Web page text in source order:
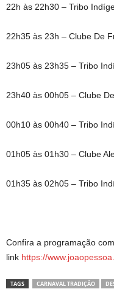
22h às 22h30 – Tribo
22h35 às 23h – Clube De
23h05 às 23h35 – Tribo
23h40 às 00h05 – Clube
00h10 às 00h40 – Tribo
01h05 às 01h30 – Clube
01h35 às 02h05 – Tribo
Confira a programação
link https://
TAGS CARNAVAL TRADIÇÃO